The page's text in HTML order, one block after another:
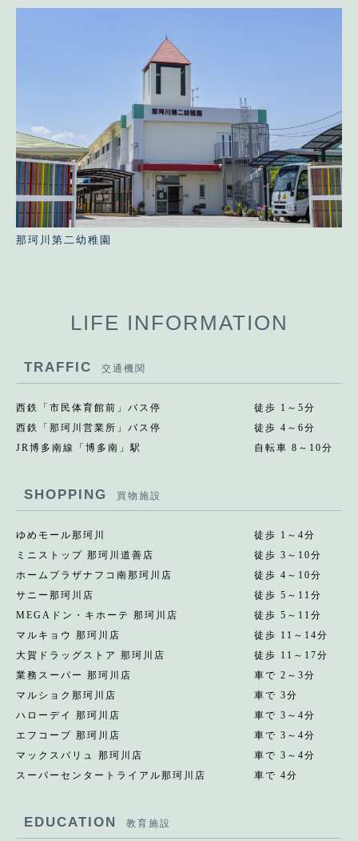
那珂川第二幼稚園
LIFE INFORMATION
TRAFFIC 交通機関
西鉄「市民体育館前」バス停
徒歩 1～5分
西鉄「那珂川営業所」バス停
徒歩 4～6分
JR博多南線「博多南」駅
自転車 8～10分
SHOPPING 買物施設
ゆめモール那珂川
徒歩 1～4分
ミニストップ 那珂川道善店
徒歩 3～10分
ホームプラザナフコ南那珂川店
徒歩 4～10分
サニー那珂川店
徒歩 5～11分
MEGAドン・キホーテ 那珂川店
徒歩 5～11分
マルキョウ 那珂川店
徒歩 11～14分
大賀ドラッグストア 那珂川店
徒歩 11～17分
業務スーパー 那珂川店
車で 2～3分
マルショク那珂川店
車で 3分
ハローデイ 那珂川店
車で 3～4分
エフコープ 那珂川店
車で 3～4分
マックスバリュ 那珂川店
車で 3～4分
スーパーセンタートライアル那珂川店
車で 4分
EDUCATION 教育施設